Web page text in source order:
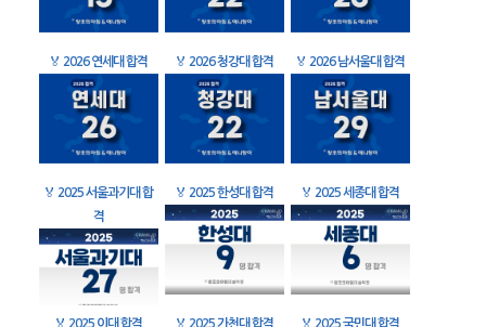
🏅 2026 연세대 합격 🏅 2026 청강대 합격 🏅 2026 남서울대 합격
🏅 2025 서울과기대 합
격
🏅 2025 한성대 합격 🏅 2025 세종대 합격
🏅 2025 이대 합격 🏅 2025 가천대 합격 🏅 2025 국민대 합격